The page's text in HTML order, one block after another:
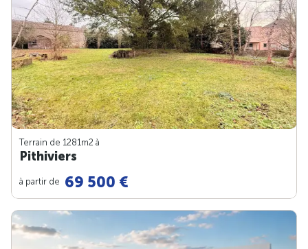
Terrain de 1281m2 à
Pithiviers
à partir de 69 500 €